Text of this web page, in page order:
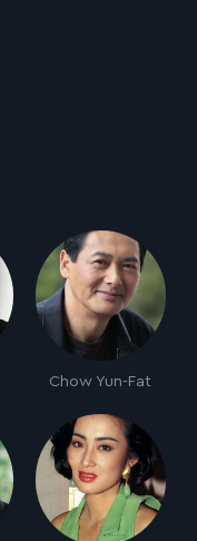
Chow Yun-Fat